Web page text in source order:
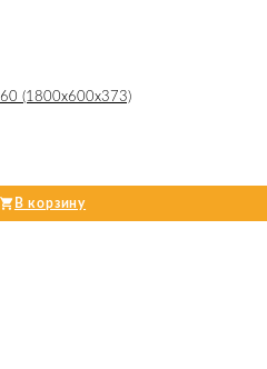
(1800x600x373)
В корзину